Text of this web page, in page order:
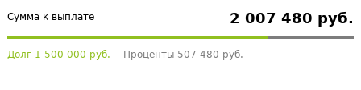
Сумма к выплате 2 007 480 руб.
Долг 1 500 000 руб. Проценты 507 480 руб.